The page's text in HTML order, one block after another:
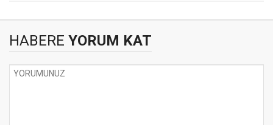
HABERE YORUM KAT